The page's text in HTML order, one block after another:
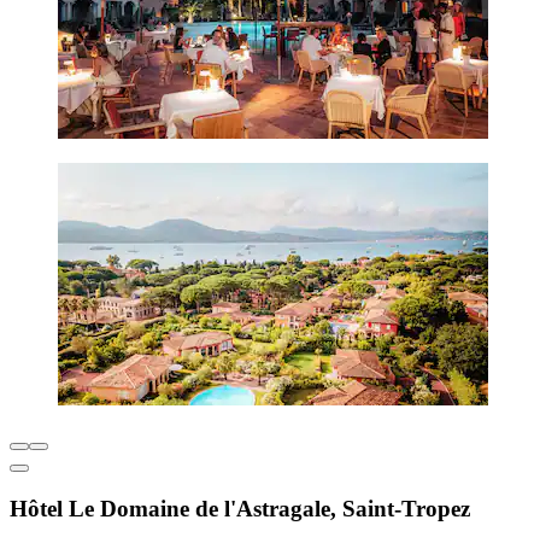
Hôtel Le Domaine de l'Astragale, Saint-Tropez